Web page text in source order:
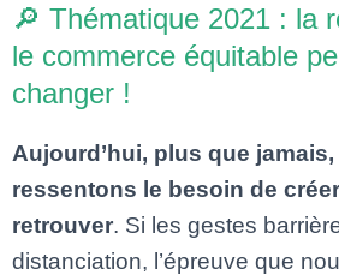
🔎 Thématique 2021 : la
le commerce équitable
changer !
Aujourd’hui, plus que
ressentons le besoin de
retrouver. Si les gestes
distanciation, l’épreuve que